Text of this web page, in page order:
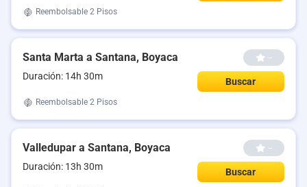
Reembolsable 2 Pisos
Santa Marta a Santana, Boyaca
Duración: 14h 30m
--
Buscar
Reembolsable 2 Pisos
Valledupar a Santana, Boyaca
Duración: 13h 30m
--
Buscar